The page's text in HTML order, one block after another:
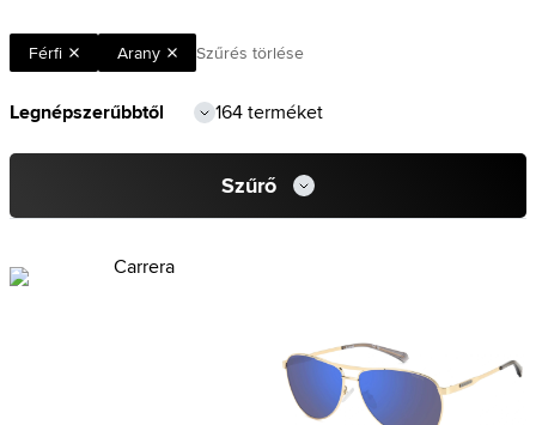
Férfi Arany Szűrés törlése
164 terméket
Szűrő